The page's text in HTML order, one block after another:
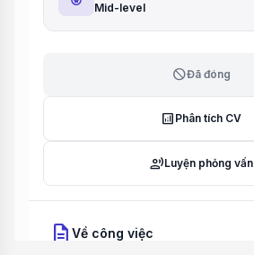
Mid-level
blockĐã đóng
analytics Phân tích CV
record_voice_overLuyện phỏng vấn
description Về công việc